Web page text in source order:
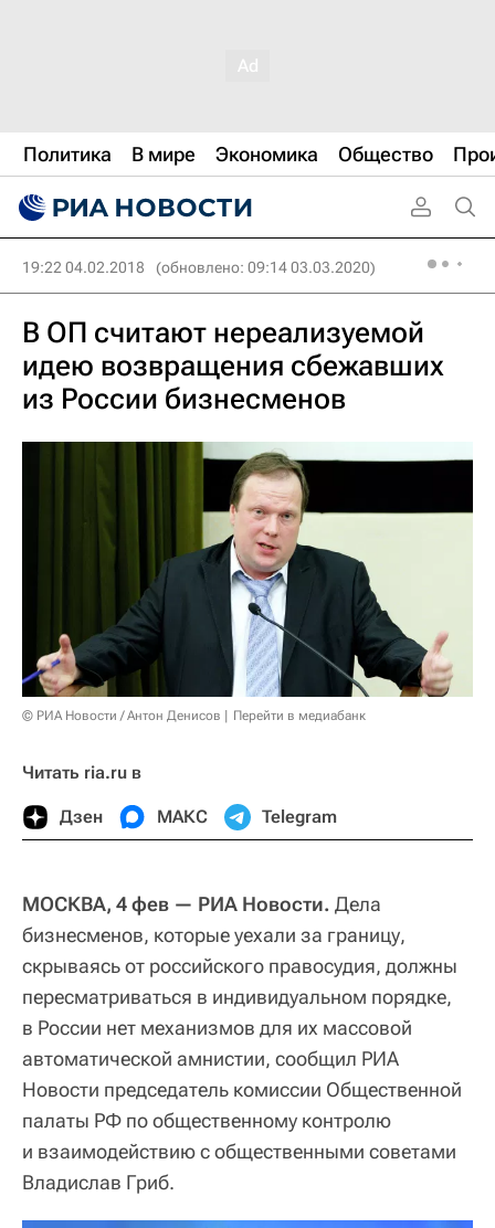
Политика В мире Экономика Общество
19:22 04.02.2018 (обновлено: 09:14 03.03.2020)
В ОП считают нереализуемой
идею возвращения сбежавших
из России бизнесменов
© РИА Новости / Антон Денисов Перейти в медиабанк
Читать ria.ru в
Дзен МАКС Telegram
МОСКВА, 4 фев — РИА Новости. Дела
бизнесменов, которые уехали за границу,
скрываясь от российского правосудия, должны
пересматриваться в индивидуальном порядке,
в России нет механизмов для их массовой
автоматической амнистии, сообщил РИА
Новости председатель комиссии Общественной
палаты РФ по общественному контролю
и взаимодействию с общественными советами
Владислав Гриб.